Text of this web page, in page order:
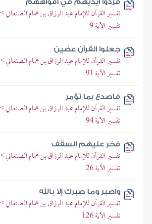
فردوا أيديهم في أفواههم
تفسير القرآن للإمام عبد الرزاق بن همام
تفسير الآية 9
جعلوا القرآن عضين
تفسير القرآن للإمام عبد الرزاق بن همام
تفسير الآية 91
فاصدع بما تؤمر
تفسير القرآن للإمام عبد الرزاق بن همام
تفسير الآية 94
فخر عليهم السقف
تفسير القرآن للإمام عبد الرزاق بن همام
تفسير الآية 26
واصبر وما صبرك إلا بالله
تفسير القرآن للإمام عبد الرزاق بن همام
تفسير الآية 126